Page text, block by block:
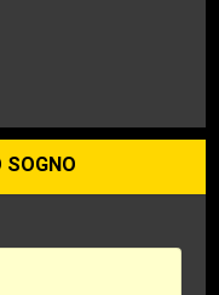
SOGNO